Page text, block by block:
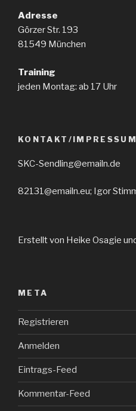
Adresse
Görzer Str. 193
81549 München
Training
jeden Montag: ab 17 Uhr
KONTAKT/IMPRESSUM
SKC-Sendling@emailn.de
82131@emailn.eu; Igor
Erstellt von Heike Osagie
META
Registrieren
Anmelden
Eintrags-Feed
Kommentar-Feed